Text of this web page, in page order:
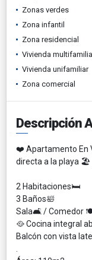
Zonas verdes
Zona infantil
Zona residencial
Vivienda
Vivienda unifamiliar
Zona comercial
Descripción
❤️ Apartamento En
directa a la playa 🏖
2 Habitaciones🛏
3 Baños🛀
Sala🛋️ / Comedor
🥘 Cocina integral
Balcón con vista